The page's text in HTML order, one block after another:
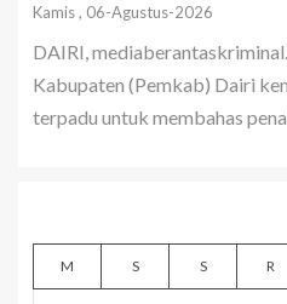
Kamis , 06-Agustus-2026
DAIRI,
Kabupaten (Pemkab) Dairi
terpadu untuk membahas
M S S R